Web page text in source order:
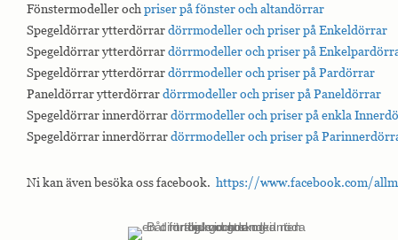
Fönstermodeller och priser på fönster och altandörrar
Spegeldörrar ytterdörrardörrmodeller och priser på Enkeldörrar
Spegeldörrar ytterdörrardörrmodeller och priser på
Spegeldörrar ytterdörrardörrmodeller och priser på Pardörrar
Paneldörrar ytterdörrardörrmodeller och priser på Paneldörrar
Spegeldörrar innerdörrardörrmodeller och priser på enkla
Spegeldörrar innerdörrardörrmodeller och priser på
Ni kan även besöka oss facebook. https://www.facebook.com/